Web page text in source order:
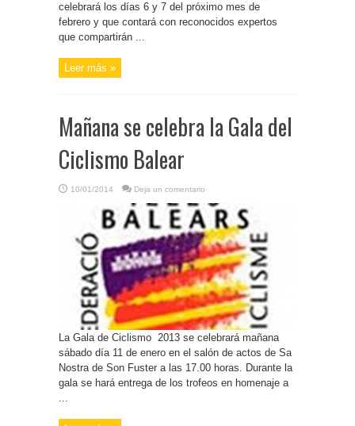
celebrará los días 6 y 7 del próximo mes de
febrero y que contará con reconocidos expertos
que compartirán ...
Leer más »
Mañana se celebra la Gala del
Ciclismo Balear
10/01/2014 Deja un comentario
La Gala de Ciclismo 2013 se celebrará mañana
sábado día 11 de enero en el salón de actos de Sa
Nostra de Son Fuster a las 17.00 horas. Durante la
gala se hará entrega de los trofeos en homenaje a
...